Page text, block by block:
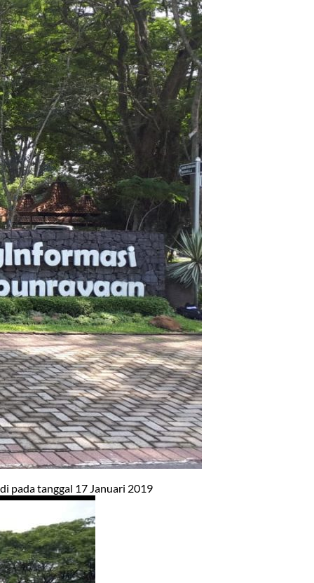
pada tanggal 17 Januari 2019